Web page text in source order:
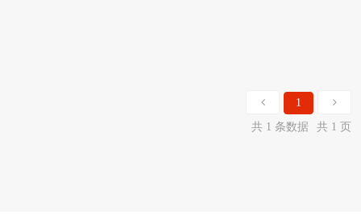
1
共 1 条数据
共 1 页